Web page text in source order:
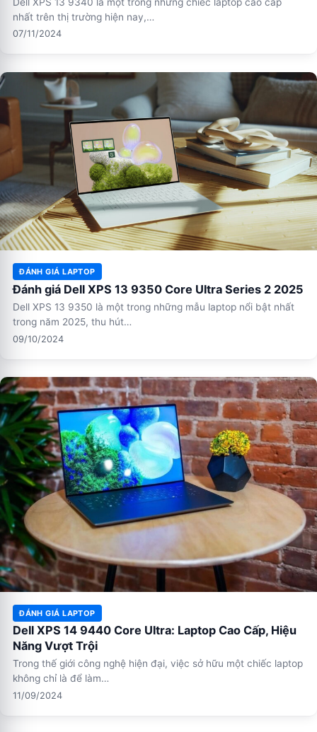
nhất trên thị trường hiện nay,…
07/11/2024
ĐÁNH GIÁ LAPTOP
Đánh giá Dell XPS 13 9350 Core Ultra Series 2 2025
Dell XPS 13 9350 là một trong những mẫu laptop nổi bật nhất
trong năm 2025, thu hút…
09/10/2024
ĐÁNH GIÁ LAPTOP
Dell XPS 14 9440 Core Ultra: Laptop Cao Cấp, Hiệu
Năng Vượt Trội
Trong thế giới công nghệ hiện đại, việc sở hữu một chiếc laptop
không chỉ là để làm…
11/09/2024